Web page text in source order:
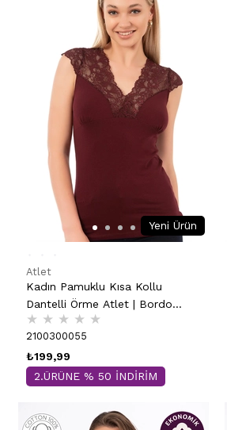
Atlet
Kadın Pamuklu Kısa Kollu
Dantelli Örme Atlet | Bordo
24205
★ ★ ★ ★ ★
2100300055
₺199,99
Yeni Ürün
2.ÜRÜNE % 50 İNDİRİM